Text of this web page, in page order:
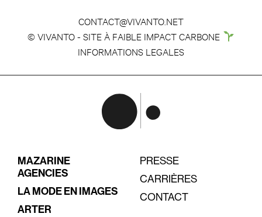
CONTACT@VIVANTO.NET
© VIVANTO - SITE À FAIBLE IMPACT CARBONE
INFORMATIONS LEGALES
MAZARINE
AGENCIES
LA MODE EN IMAGES
ARTER
PRESSE
CARRIÈRES
CONTACT